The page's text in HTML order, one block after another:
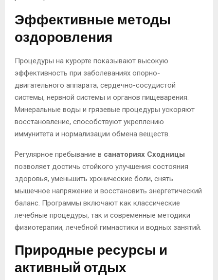
Эффективные методы
оздоровления
Процедуры на курорте показывают высокую
эффективность при заболеваниях опорно-
двигательного аппарата, сердечно-сосудистой
системы, нервной системы и органов пищеварения.
Минеральные воды и грязевые процедуры ускоряют
восстановление, способствуют укреплению
иммунитета и нормализации обмена веществ.
Регулярное пребывание в санаториях Сходницы
позволяет достичь стойкого улучшения состояния
здоровья, уменьшить хронические боли, снять
мышечное напряжение и восстановить энергетический
баланс. Программы включают как классические
лечебные процедуры, так и современные методики
физиотерапии, лечебной гимнастики и водных занятий.
Природные ресурсы и
активный отдых